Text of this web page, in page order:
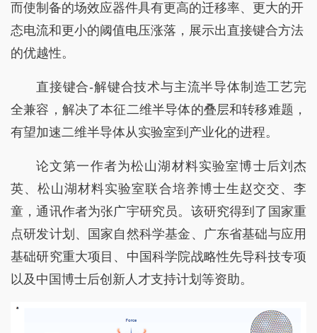
而使制备的场效应器件具有更高的迁移率、更大的开
态电流和更小的阈值电压涨落，展示出直接键合方法
的优越性。
直接键合-解键合技术与主流半导体制造工艺完
全兼容，解决了本征二维半导体的叠层和转移难题，
有望加速二维半导体从实验室到产业化的进程。
论文第一作者为松山湖材料实验室博士后刘杰
英、松山湖材料实验室联合培养博士生赵交交、李
童，通讯作者为张广宇研究员。该研究得到了国家重
点研发计划、国家自然科学基金、广东省基础与应用
基础研究重大项目、中国科学院战略性先导科技专项
以及中国博士后创新人才支持计划等资助。